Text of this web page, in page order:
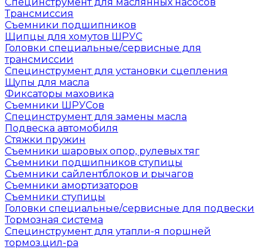
Трансмиссия
Съемники подшипников
Щипцы для хомутов ШРУС
Головки специальные/сервисные для
трансмиссии
Специнструмент для установки сцепления
Щупы для масла
Фиксаторы маховика
Съемники ШРУСов
Специнструмент для замены масла
Подвеска автомобиля
Стяжки пружин
Съемники шаровых опор, рулевых тяг
Съемники подшипников ступицы
Съемники сайлентблоков и рычагов
Съемники амортизаторов
Съемники ступицы
Головки специальные/сервисные для подвески
Тормозная система
Специнструмент для утапли-я поршней
тормоз.цил-ра